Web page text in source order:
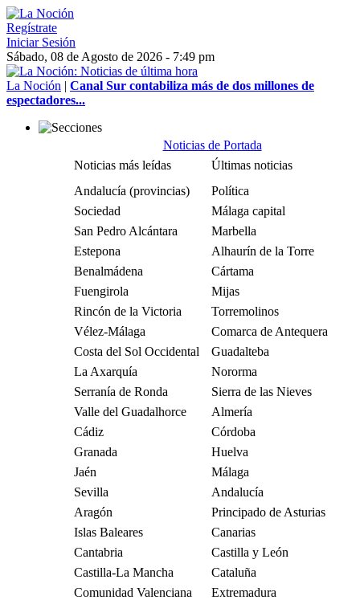
Regístrate
Iniciar Sesión
Sábado, 08 de Agosto de 2026 - 7:49 pm
La Noción | Canal Sur contabiliza más de dos millones de
espectadores...
Noticias de Portada
Noticias más leídas
Últimas noticias
Andalucía (provincias)
Política
Sociedad
Málaga capital
San Pedro Alcántara
Marbella
Estepona
Alhaurín de la Torre
Benalmádena
Cártama
Fuengirola
Mijas
Rincón de la Victoria
Torremolinos
Vélez-Málaga
Comarca de Antequera
Costa del Sol Occidental
Guadalteba
La Axarquía
Nororma
Serranía de Ronda
Sierra de las Nieves
Valle del Guadalhorce
Almería
Cádiz
Córdoba
Granada
Huelva
Jaén
Málaga
Sevilla
Andalucía
Aragón
Principado de Asturias
Islas Baleares
Canarias
Cantabria
Castilla y León
Castilla-La Mancha
Cataluña
Comunidad Valenciana
Extremadura